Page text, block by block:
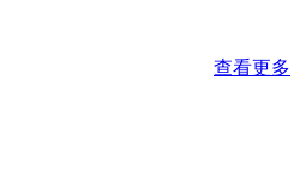
查看更多